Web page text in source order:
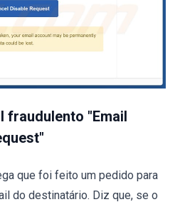
fraudulento "Email
que foi feito um pedido para
do destinatário. Diz que, se o